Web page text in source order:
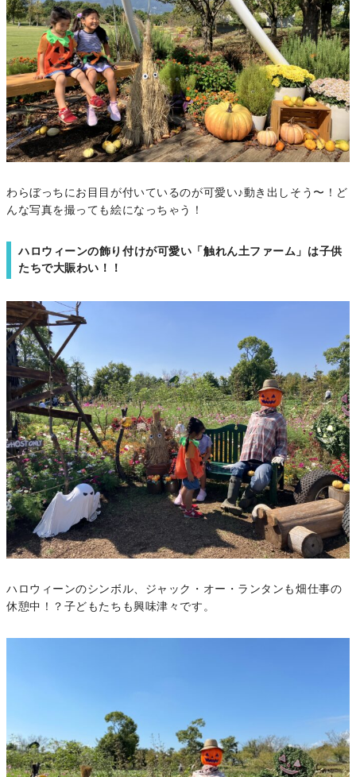
わらぼっちにお目目が付いているのが可愛い♪動き出しそう〜！ど
んな写真を撮っても絵になっちゃう！
ハロウィーンの飾り付けが可愛い「触れん土ファーム」は子供
たちで大賑わい！！
ハロウィーンのシンボル、ジャック・オー・ランタンも畑仕事の
休憩中！？子どもたちも興味津々です。